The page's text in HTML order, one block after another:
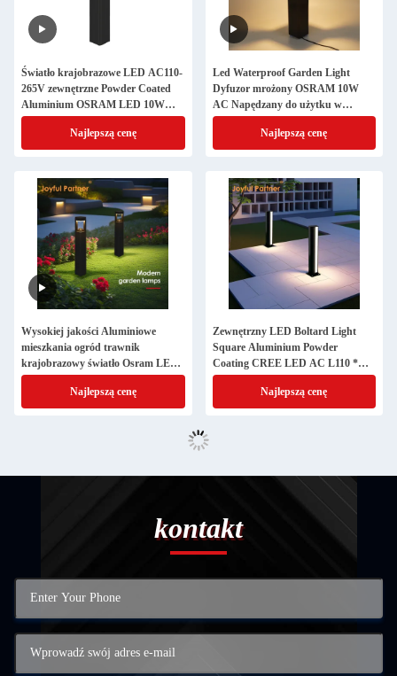
Światło krajobrazowe LED AC110-
265V zewnętrzne Powder Coated
Aluminium OSRAM LED 10W
Bollard Light Outdoor
Najlepszą cenę
Led Waterproof Garden Light
Dyfuzor mrożony OSRAM 10W
AC Napędzany do użytku w
ogrodzie
Najlepszą cenę
Wysokiej jakości Aluminiowe
mieszkania ogród trawnik
krajobrazowy światło Osram LED
10W AC110-265V 30cm 60cm 90cm
Najlepszą cenę
Zewnętrzny LED Boltard Light
Square Aluminium Powder
Coating CREE LED AC L110 *
W110 * H900MM Ocena IP65
Najlepszą cenę
kontakt